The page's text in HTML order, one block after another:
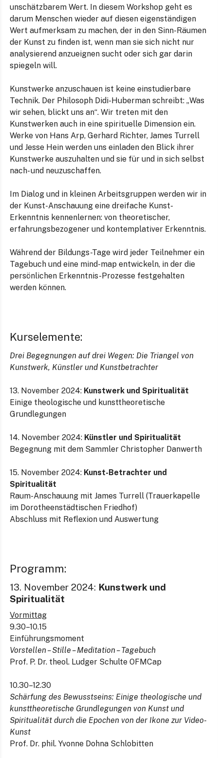
unschätzbarem Wert. In diesem Workshop geht es
darum Menschen wieder auf diesen eigenständigen
Wert aufmerksam zu machen, der in den Sinn-Räumen
der Kunst zu finden ist, wenn man sie sich nicht nur
analysierend anzueignen sucht oder sich gar darin
spiegeln will.
Kunstwerke anzuschauen ist keine einstudierbare
Technik. Der Philosoph Didi-Huberman schreibt: „Was
wir sehen, blickt uns an“. Wir treten mit den
Kunstwerken auch in eine spirituelle Dimension ein.
Werke von Hans Arp, Gerhard Richter, James Turrell
und Jesse Hein werden uns einladen den Blick ihrer
Kunstwerke auszuhalten und sie für und in sich selbst
nach- und neuzuschaffen.
Im Dialog und in kleinen Arbeitsgruppen werden wir in
der Kunst-Anschauung eine dreifache Kunst-
Erkenntnis kennenlernen: von theoretischer,
erfahrungsbezogener und kontemplativer Erkenntnis.
Während der Bildungs-Tage wird jeder Teilnehmer ein
Tagebuch und eine mind-map entwickeln, in der die
persönlichen Erkenntnis-Prozesse festgehalten
werden können.
Kurselemente:
Drei Begegnungen auf drei Wegen: Die Triangel von
Kunstwerk, Künstler und Kunstbetrachter
13. November 2024: Kunstwerk und Spiritualität
Einige theologische und kunsttheoretische
Grundlegungen
14. November 2024: Künstler und Spiritualität
Begegnung mit dem Sammler Christopher Danwerth
15. November 2024: Kunst-Betrachter und
Spiritualität
Raum-Anschauung mit James Turrell (Trauerkapelle
im Dorotheenstädtischen Friedhof)
Abschluss mit Reflexion und Auswertung
Programm:
13. November 2024: Kunstwerk und
Spiritualität
Vormittag
9.30–10.15
Einführungsmoment
Vorstellen – Stille – Meditation – Tagebuch
Prof. P. Dr. theol. Ludger Schulte OFMCap
10.30–12.30
Schärfung des Bewusstseins: Einige theologische und
kunsttheoretische Grundlegungen von Kunst und
Spiritualität durch die Epochen von der Ikone zur Video-
Kunst
Prof. Dr. phil. Yvonne Dohna Schlobitten